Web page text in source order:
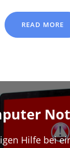
READ MORE
Hilfe bei